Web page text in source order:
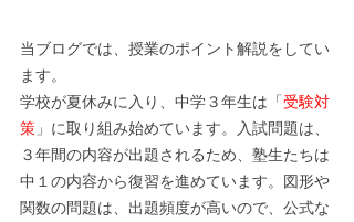
当ブログでは、授業のポイント解説をしてい
ます。
学校が夏休みに入り、中学３年生は「受験対
策 」に取り組み始めています。入試問題は、
３年間の内容が出題されるため、塾生たちは
中１の内容から復習を進めています。図形や
関数の問題は、出題頻度が高いので、公式な